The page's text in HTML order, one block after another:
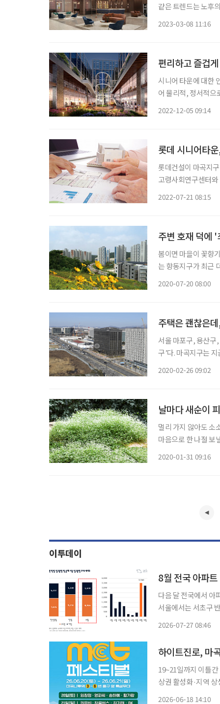
같은 트렌드는 노후
2023-03-08 11:16
편리하고 즐겁
시니어 타운에 대한
어 물리적, 정서적으
2022-12-05 09:14
롯데 시니어타
롯데건설이 마곡지
고령사회연구센터와 업무협약을 맺었다. 롯
2022-07-21 08:15
주변 호재 덕에
봄이면 마을이 꽃향
는 향동지구가 최근
2020-07-20 08:00
주택은 괜찮은
서울 마포구, 용산구,
구’다. 마곡지구는
2020-02-26 09:02
날마다 새순이
멀리 가지 않아도 소
마음으로 한 나절 보낼 수 있는 곳을 소개
2020-01-31 09:16
이투데이
다음 달 전국에서 아
서울에서는 서초구
2026-07-27 08:46
하이트진로, 마
19~21일까지 이틀
상권 활성화·지역 상생 도모 서울 강서구 마곡나루역 일대의 광활
2026-06-18 14:10